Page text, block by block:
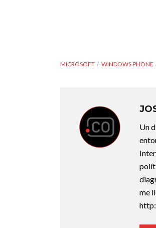
MICROSOFT WINDOWS PHONE
Un
me